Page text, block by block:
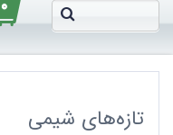
۰
تازه‌های شیمی